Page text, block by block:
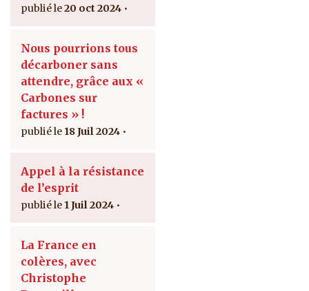
20 oct 2024
Nous pourrions tous
décarboner sans
attendre, grâce aux «
Carbones sur
factures » !
18 Juil 2024
Appel à la résistance
de l’esprit
1 Juil 2024
La France en
colères, avec
Christophe